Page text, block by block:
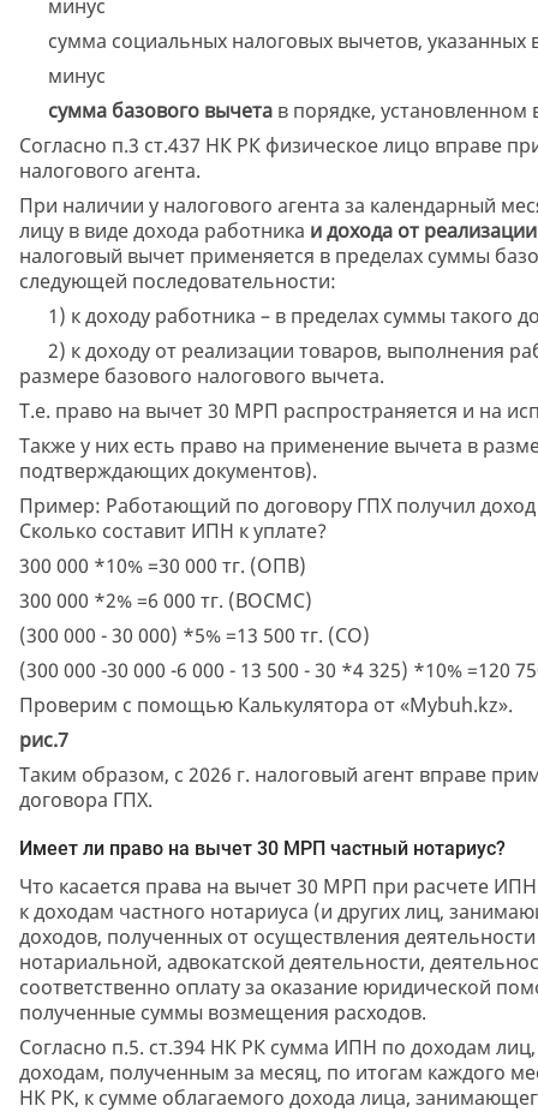
минус
сумма социальных налоговых вычетов, указанных
минус
сумма базового вычета в порядке, установленном
Согласно п.3 ст.437 НК РК физическое лицо вправе
налогового агента.
При наличии у налогового агента за календарный
лицу в виде дохода работника и дохода от
налоговый вычет применяется в пределах суммы
следующей последовательности:
1) к доходу работника – в пределах суммы такого
2) к доходу от реализации товаров, выполнения
размере базового налогового вычета.
Т.е. право на вычет 30 МРП распространяется и на
Также у них есть право на применение вычета в
подтверждающих документов).
Пример: Работающий по договору ГПХ получил
Сколько составит ИПН к уплате?
300 000 *10% =30 000 тг. (ОПВ)
300 000 *2% =6 000 тг. (ВОСМС)
(300 000 - 30 000) *5% =13 500 тг. (СО)
(300 000 -30 000 -6 000 - 13 500 - 30 *4 325) *10% =120
Проверим с помощью Калькулятора от «Mybuh.kz».
рис.7
Таким образом, с 2026 г. налоговый агент вправе
договора ГПХ.
Имеет ли право на вычет 30 МРП частный нотариус?
Что касается права на вычет 30 МРП при расчете
к доходам частного нотариуса (и других лиц,
доходов, полученных от осуществления
нотариальной, адвокатской деятельности,
соответственно оплату за оказание юридической
полученные суммы возмещения расходов.
Согласно п.5. ст.394 НК РК сумма ИПН по доходам
доходам, полученным за месяц, по итогам каждого
НК РК, к сумме облагаемого дохода лица,